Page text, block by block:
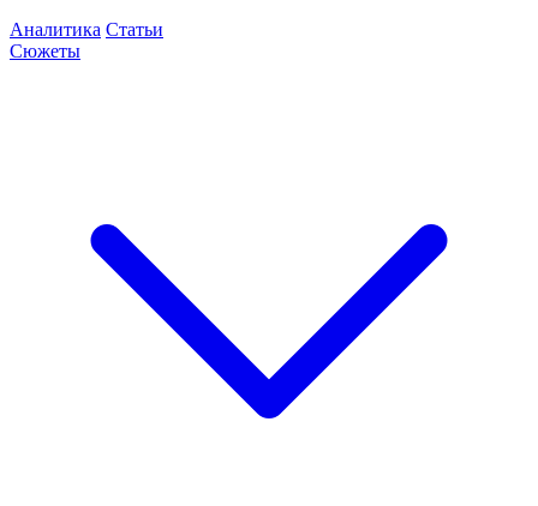
Аналитика Статьи
Сюжеты